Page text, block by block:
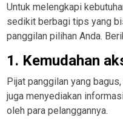
Untuk melengkapi
sedikit berbagi tips yang
panggilan pilihan Anda.
1. Kemudahan
Pijat panggilan yang
juga menyediakan
oleh para pelanggannya.